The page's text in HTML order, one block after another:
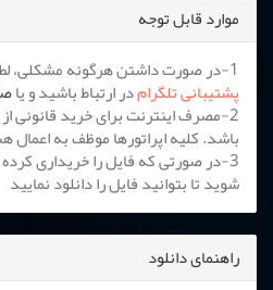
موارد قابل توجه
1-در صورت داشتن هرگونه مشکلی، لطفا با پشتیبانی آنلاین یا
پشتیبانی تلگرامدر ارتباط باشید و یا
باشد. کلیه اپراتورها موظف به اعمال
3-در صورتی که فایل را خریداری کرده
شوید تا بتوانید فایل را دانلود نمایید
راهنمای دانلود